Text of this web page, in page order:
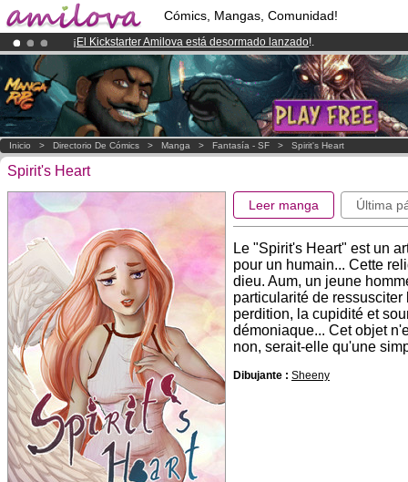
Cómics, Mangas, Comunidad!
¡ El Kickstarter Amilova está desormado lanzado!.
¡Ya tenemos 100000miembrosy 1000Cómics y Mangas!.
¡Conviertete en Premium por3.95 euros al mes!Hazte Premium ya
Inicio > Directorio De Cómics > Manga > Fantasía - SF > Spirit's Heart
Spirit's Heart
Leer manga Última
Le "Spirit's Heart" est un
pour un humain... Cette
dieu. Aum, un jeune
particularité de
perdition, la cupidité et
démoniaque... Cet objet
non, serait-elle qu'une
Dibujante : Sheeny